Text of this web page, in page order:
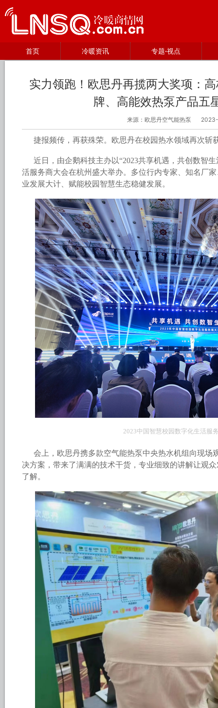
首页 冷暖资讯 专题·视点
实力领跑！欧思丹再揽两大奖项：
牌、高能效热泵产品五
来源：欧思丹空气能热泵
捷报频传，再获殊荣。欧思丹在校园热水领域再次斩
近日，由企鹅科技主办以“2023共享机遇，共创数智
活服务商大会在杭州盛大举办。多位行内专家、知名厂
业发展大计、赋能校园智慧生态稳健发展。
2023中国智慧校园数字化生活服
会上，欧思丹携多款空气能热泵中央热水机组向现场
决方案，带来了满满的技术干货，专业细致的讲解让观
了解。